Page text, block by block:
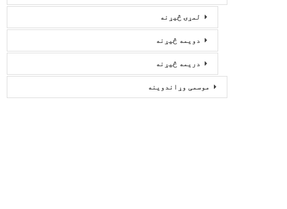
لمړۍ څیړنه
دویمه څیړنه
دریمه څیړنه
موسمی وړاندوینه